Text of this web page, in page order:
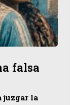
falsa
juzgar la